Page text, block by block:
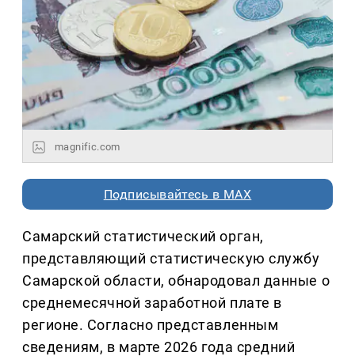
magnific.com
Подписывайтесь в MAX
Самарский статистический орган,
представляющий статистическую службу
Самарской области, обнародовал данные о
среднемесячной заработной плате в
регионе. Согласно представленным
сведениям, в марте 2026 года средний